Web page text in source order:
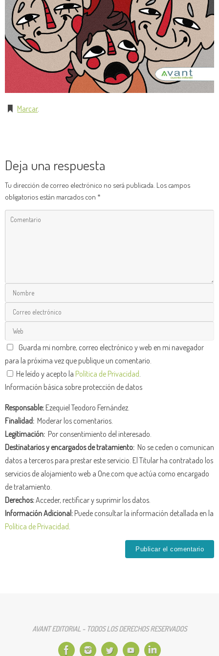
Marcar.
Deja una respuesta
Tu dirección de correo electrónico no será publicada. Los campos
obligatorios están marcados con *
Guarda mi nombre, correo electrónico y web en mi navegador
para la próxima vez que publique un comentario.
He leído y acepto la Política de Privacidad
Información básica sobre protección de datos
Responsable:Ezequiel Teodoro Fernández.
Finalidad: Moderar los comentarios.
Legitimación: Por consentimiento del interesado.
Destinatarios y encargados de tratamiento: No se ceden o comunican
datos a terceros para prestar este servicio. El Titular ha contratado los
servicios de alojamiento web a One.com que actúa como encargado
de tratamiento.
Derechos:Acceder, rectificar y suprimir los datos.
Información Adicional:Puede consultar la información detallada en la
Política de Privacidad
AVANT EDITORIAL - TODOS LOS DERECHOS RESERVADOS